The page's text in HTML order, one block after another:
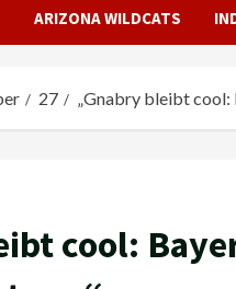
ARIZONA WILDCATS
27 „Gnabry bleibt cool:
cool: